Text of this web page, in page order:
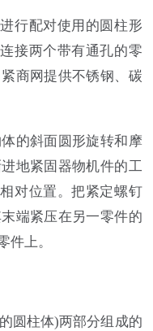
行配对使用的圆柱形
接两个带有通孔的零
商网提供不锈钢、碳
的斜面圆形旋转和摩
地紧固器物机件的工
对位置。把紧定螺钉
端紧压在另一零件的
件上。
圆柱体)两部分组成的